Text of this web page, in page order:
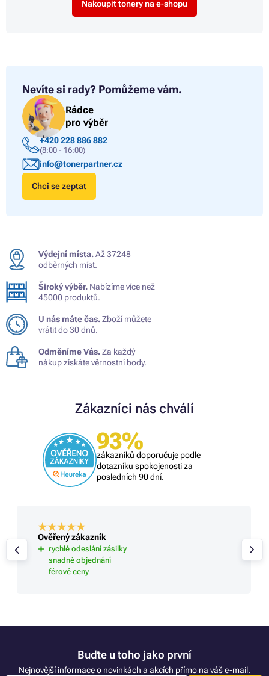
Nakoupit tonery na e-shopu
Nevíte si rady? Pomůžeme vám.
Rádce
pro výběr
+420 228 886 882
(8:00 - 16:00)
info@tonerpartner.cz
Chci se zeptat
Výdejní místa.Až 37248
odběrných míst.
Široký výběr. Nabízíme více než
45000 produktů.
U nás máte čas.Zboží můžete
vrátit do 30 dnů.
Odměníme Vás.Za každý
nákup získáte věrnostní body.
Zákazníci nás chválí
93%
zákazníků doporučuje podle
dotazníku spokojenosti za
posledních 90 dní.
Ověřený zákazník
rychlé odeslání zásilky
snadné objednání
férové ceny
Buďte u toho jako první
Nejnovější informace o novinkách a akcích přímo na váš e-mail.